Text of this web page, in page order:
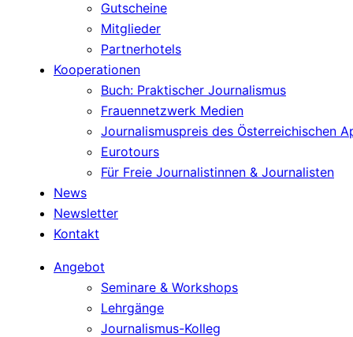
Gutscheine
Mitglieder
Partnerhotels
Kooperationen
Buch: Praktischer Journalismus
Frauennetzwerk Medien
Journalismuspreis des Österreichischen
Eurotours
Für Freie Journalistinnen & Journalisten
News
Newsletter
Kontakt
Angebot
Seminare & Workshops
Lehrgänge
Journalismus-Kolleg